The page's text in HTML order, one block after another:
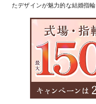
たデザインが魅力的な結婚指輪